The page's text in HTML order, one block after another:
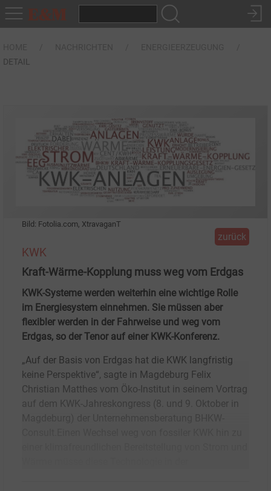
DETAIL
Bild: Fotolia.com, XtravaganT
zurück
KWK
Kraft-Wärme-Kopplung muss weg vom Erdgas
KWK-Systeme werden weiterhin eine wichtige Rolle
im Energiesystem einnehmen. Sie müssen aber
flexibler werden in der Fahrweise und weg vom
Erdgas, so der Tenor auf einer KWK-Konferenz.
„Auf der Basis von Erdgas hat die KWK langfristig
keine Perspektive“, sagte in Magdeburg Felix
Christian Matthes vom Öko-Institut in seinem Vortrag
auf dem KWK-Jahreskongress (8. und 9. Oktober in